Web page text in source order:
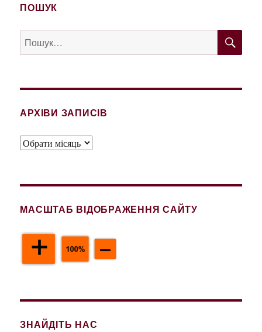
ПОШУК
Пошук
за
АРХІВИ ЗАПИСІВ
Архіви
МАСШТАБ ВІДОБРАЖЕННЯ САЙТУ
ЗНАЙДІТЬ НАС